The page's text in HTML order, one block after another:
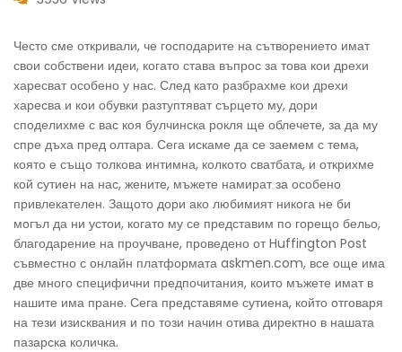
Често сме откривали, че господарите на сътворението имат
свои собствени идеи, когато става въпрос за това кои дрехи
харесват особено у нас. След като разбрахме кои дрехи
харесва и кои обувки разтуптяват сърцето му, дори
споделихме с вас коя булчинска рокля ще облечете, за да му
спре дъха пред олтара. Сега искаме да се заемем с тема,
която е също толкова интимна, колкото сватбата, и открихме
кой сутиен на нас, жените, мъжете намират за особено
привлекателен. Защото дори ако любимият никога не би
могъл да ни устои, когато му се представим по горещо бельо,
благодарение на проучване, проведено от Huffington Post
съвместно с онлайн платформата askmen.com, все още има
две много специфични предпочитания, които мъжете имат в
нашите има пране. Сега представяме сутиена, който отговаря
на тези изисквания и по този начин отива директно в нашата
пазарска количка.